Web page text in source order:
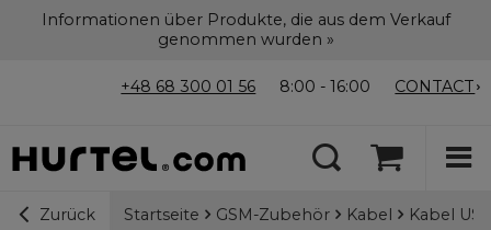
Informationen über Produkte, die aus dem Verkauf
genommen wurden »
+48 68 300 01 56 8:00 - 16:00 CONTACT
Zurück Startseite GSM-Zubehör Kabel Kabel